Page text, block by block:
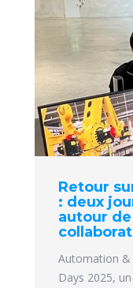
Retour
: deux
autour
Automation &
Days 2025,